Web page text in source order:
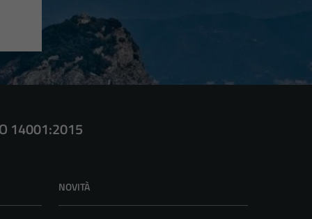
14001:2015
NOVITÀ